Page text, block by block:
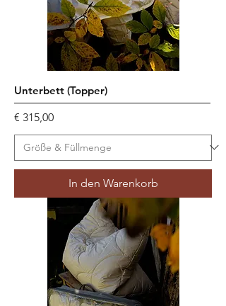
Unterbett (Topper)
Preis
€ 315,00
In den Warenkorb